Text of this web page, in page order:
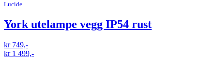
Lucide
York utelampe vegg IP54 rust
kr 749,-
kr 1 499,-